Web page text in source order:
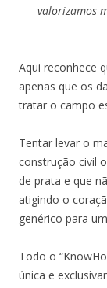
valorizamos
Aqui reconhece
apenas que os
tratar o campo
Tentar levar o
construção civil
de prata e que
atigindo o
genérico para
Todo o
única e